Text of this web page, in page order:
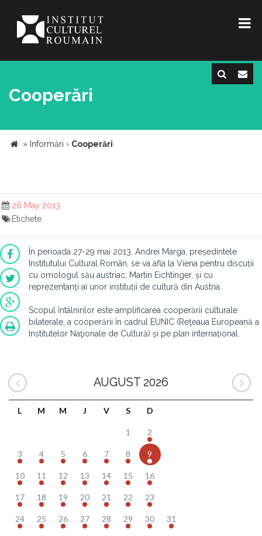
Cooperări
» Informări › Cooperări
26 May 2013
Etichete
În perioada 27-29 mai 2013, Andrei Marga, președintele
Institutului Cultural Român, se va afla la Viena pentru discuții
cu omologul său austriac, Martin Eichtinger, și cu
reprezentanți ai unor instituții de cultură din Austria.
Scopul întâlnirilor este amplificarea cooperării culturale
bilaterale, a cooperării în cadrul EUNIC (Reţeaua Europeană a
Institutelor Naţionale de Cultură) și pe plan internațional.
AUGUST 2026
L M M J V S D
1 2
3 4 5 6 7 8 9
10 11 12 13 14 15 16
17 18 19 20 21 22 23
24 25 26 27 28 29 30 31